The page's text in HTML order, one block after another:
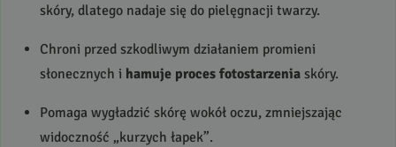
skóry, dlatego nadaje się do pielęgnacji twarzy.
Chroni przed szkodliwym działaniem promieni
słonecznych i hamuje proces fotostarzenia skóry.
Pomaga wygładzić skórę wokół oczu, zmniejszając
widoczność „kurzych łapek”.